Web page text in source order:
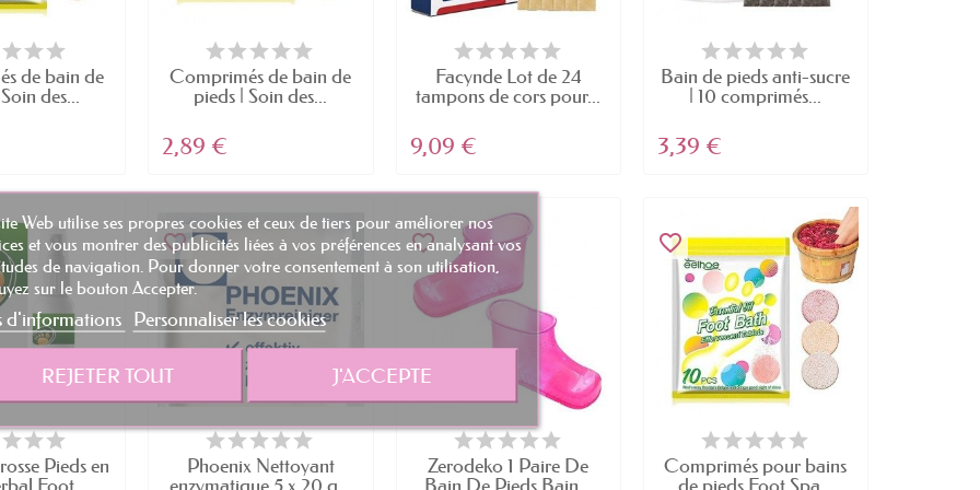
produits aident à réduire l'humidité excessive, prévenant ainsi le
des odeurs.
favorisent une meilleure hygiène des pieds en ciblant les bactéries et en
sont conçus pour être discrets et pratiques, faciles à intégrer dans votre
pieds frais et sans odeurs avec nos solutions spécialement formulées.
Odeurs de Pieds
odeurs de pieds est simple et efficace :
vos pieds et assurez-vous qu'ils sont bien secs.
de bain de
des...
Comprimés de bain de
pieds | Soin des...
2,89 €
Facynde Lot de 24
tampons de cors pour...
9,09 €
Bain de pieds anti-sucre
| 10 comprimés...
3,39 €
Pieds en
favorite_border
Phoenix Nettoyant
favorite_border
Zerodeko 1 Paire De
favorite_border
Comprimés pour bains
Web utilise ses propres cookies et ceux de tiers pour améliorer nos
et vous montrer des publicités liées à vos préférences en analysant vos
de navigation. Pour donner votre consentement à son utilisation,
sur le bouton Accepter.
d'informations Personnaliser les cookies
REJETER TOUT J'ACCEPTE